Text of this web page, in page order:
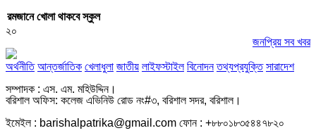
রমজানে খোলা থাকবে স্কুল
২০
জনপ্রিয় সব খবর
অর্থনীতি আন্তর্জাতিক খেলাধুলা জাতীয় লাইফস্টাইল বিনোদন তথ্যপ্রযুক্তি সারাদেশ
সম্পাদক : এস. এম. মহিউদ্দিন।
বরিশাল অফিস: কলেজ এভিনিউ রোড নং#৩, বরিশাল সদর, বরিশাল।
ইমেইল : barishalpatrika@gmail.com ফোন : +৮৮০১৮৩৫৪৪৭৮২০